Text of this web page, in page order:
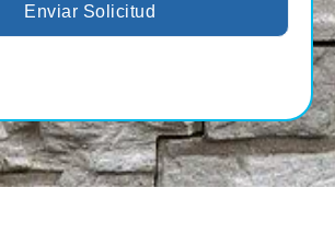
Enviar Solicitud